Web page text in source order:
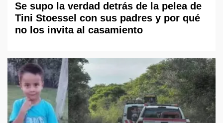
Se supo la verdad detrás de la pelea de
Tini Stoessel con sus padres y por qué
no los invita al casamiento